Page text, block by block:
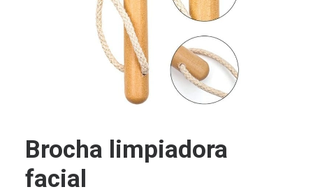
Brocha limpiadora
facial